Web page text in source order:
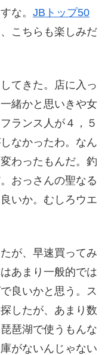
な。 JBトップ50
こちらも楽しみだ
てきた。店に入っ
緒かと思いきや女
ランス人が４，５
なかったわ。なん
わったもんだ。釣
おっさんの聖なる
いか。むしろウエ
が、早速買ってみ
あまり一般的では
良いかと思う。ス
したが、あまり数
琶湖で使うもんな
がないんじゃない